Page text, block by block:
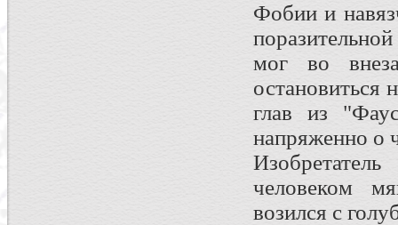
Фобии и
мог во
остановиться
глав из
напряженно о
человеком
возился с